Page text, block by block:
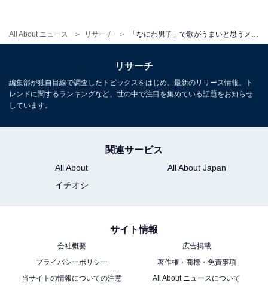
All About ニュース リサーチ
回答者からは、「大橋くんがいないと、なにわ男子の音
県）、「やさしい歌声で、ソロパートだけでなくハモル
のも上手いからです」（60代男性／愛知県）、「高音や
難しいパートもさらっと歌いこなすところが魅力的」
※回答者コメントは原文ママです
この記事の筆者：ゆるま 小林 プロフィール
などを制作。その後、フリーランスの編集・ライターに
ション「ゆるま」を立ち上げる。
リサーチ
編集部が独自目線で調査したトピックスをはじめ、最新のリリース情報、ト
レンドに関するランキングなど、世の中で注目を集めている話題をお知らせ
しています。
関連サービス
All About
All About Japan
イチオシ
サイト情報
会社概要
広告掲載
プライバシーポリシー
著作権・商標・免責事項
当サイトの情報についての注意
All About ニュースについて